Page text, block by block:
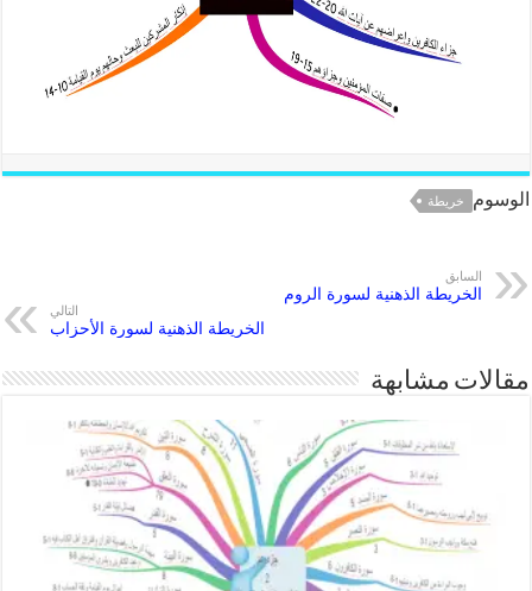
الوسوم خريطة
السابق
الخريطة الذهنية لسورة الروم
التالي
الخريطة الذهنية لسورة الأحزاب
مقالات مشابهة